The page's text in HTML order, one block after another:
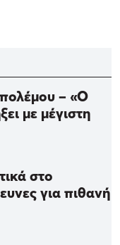
– «Ο
με μέγιστη
στο
για πιθανή